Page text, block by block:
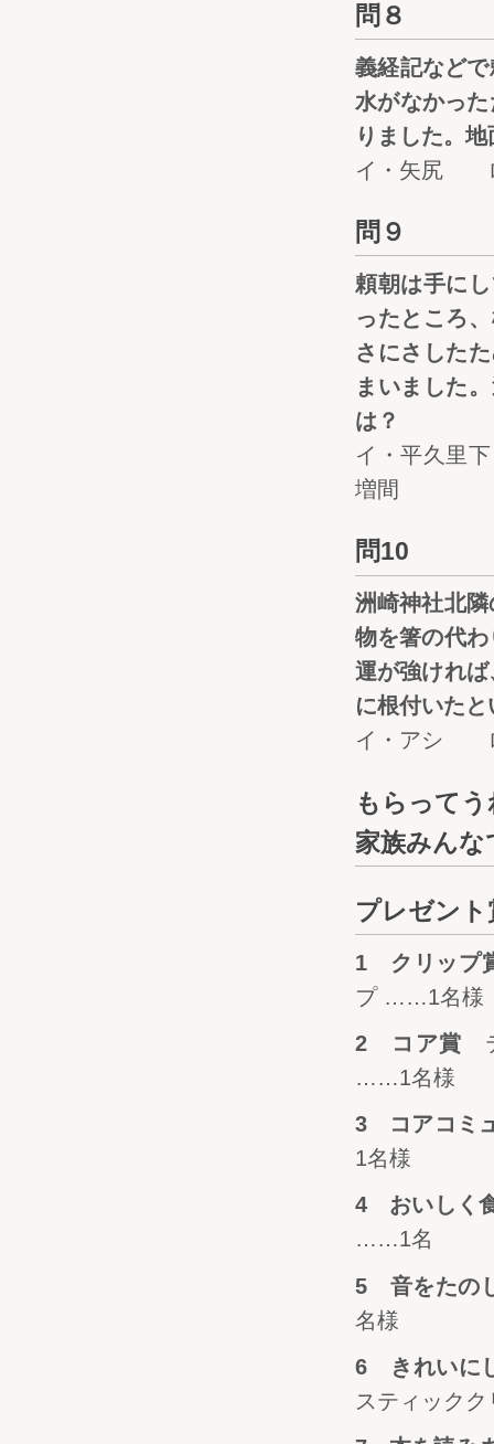
問８
義経記など
水がなかっ
りました。
イ・矢尻
問９
頼朝は手に
ったところ
さにさした
まいました
は？
イ・平久
増間
問10
洲崎神社北
物を箸の代
運が強けれ
に根付いた
イ・アシ
もらって
家族みん
プレゼント
1 クリッ
プ ……1名様
2 コア賞
……1名様
3 コアコミ
1名様
4 おいしく
……1名
5 音をたの
名様
6 きれい
スティック